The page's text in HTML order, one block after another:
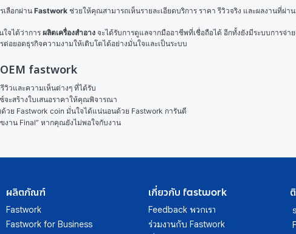
เลือกผ่าน Fastwork ช่วยให้คุณสามารถเห็นรายละเอียดบริการ ราคา รีวิวจริง และผลงานที่ผ่
จได้ว่าการ ผลิตเครื่องสำอาง จะได้รับการดูแลจากมืออาชีพที่เชื่อถือได้ อีกทั้งยังมีระบบการจ่
อยอดธุรกิจความงามให้เติบโตได้อย่างมั่นใจและเป็นระบบ
OEM fastwork
วและความเห็นต่างๆ ที่ได้รับ
ะสร้างใบเสนอราคาให้คุณพิจารณา
วย Fastwork coin มั่นใจได้แน่นอนด้วย Fastwork การันตี
งาน Final” หากคุณยังไม่พอใจกับงาน
ผลิตภัณฑ์
Fastwork
Fastwork for Business
เกี่ยวกับ fastwork
Feedback พวกเรา
ร่วมงานกับ Fastwork